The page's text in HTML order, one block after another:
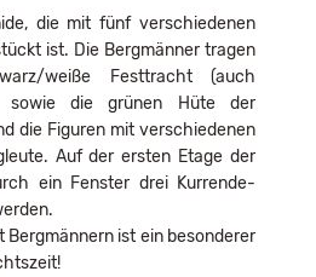
die mit fünf verschiedenen
ist. Die Bergmänner tragen
weiße Festtracht (auch
sowie die grünen Hüte der
die Figuren mit verschiedenen
Auf der ersten Etage der
ein Fenster drei Kurrende-
Bergmännern ist ein besonderer